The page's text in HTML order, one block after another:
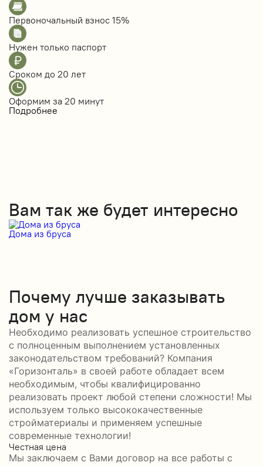
Первоночальный взнос 15%
Нужен только паспорт
Сроком до 20 лет
Оформим за 20 минут
Подробнее
Вам так же будет интересно
Дома из бруса
Почему лучше заказывать
дом у нас
Необходимо реализовать успешное строительство
с полноценным выполнением установленных
законодательством требований? Компания
«Горизонталь» в своей работе обладает всем
необходимым, чтобы квалифицированно
реализовать проект любой степени сложности! Мы
используем только высококачественные
стройматериалы и применяем успешные
современные технологии!
Честная цена
Мы заключаем с Вами договор на все работы с